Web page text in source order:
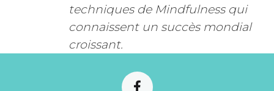
techniques de Mindfulness qui
connaissent un succès mondial
croissant.